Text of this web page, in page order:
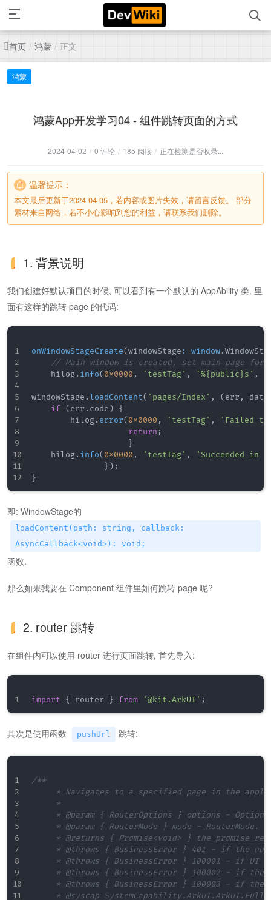
首页 / 鸿蒙 / 正文
鸿蒙
鸿蒙App开发学习04 - 组件跳转页面的方式
2024-04-02 / 0 评论 / 185 阅读 / 正在检测是否收录...
温馨提示：
本文最后更新于2024-04-05，若内容或图片失效，请留言反馈。 部分
素材来自网络，若不小心影响到您的利益，请联系我们删除。
1. 背景说明
我们创建好默认项目的时候, 可以看到有一个默认的 AppAbility 类, 里
面有这样的跳转 page 的代码:
onWindowStageCreate(windowStage : window.
// Main window is created, set main page
    hilog
. info( 0x0000 , 'testTag' , '%{public}s' ,
windowStage .loadContent( 'pages/Index' , ( err , data
if ( err . code )
{
        hilog
. error( 0x0000 , 'testTag' ,
'Failed to
return ;
}
    hilog
. info( 0x0000 , 'testTag' ,
'Succeeded in
} ) ;
}
即: WindowStage的
loadContent(path: string, callback:
AsyncCallback<void>): void;
函数.
那么如果我要在 Component 组件里如何跳转 page 呢?
2. router 跳转
在组件内可以使用 router 进行页面跳转, 首先导入:
import { router } from '@kit.ArkUI' ;
其次是使用函数 pushUrl 跳转:
/**
* Navigates to a specified page in the
     *
* @param { RouterOptions } options -
     * @param { RouterMode } mode - RouterMode.
* @returns { Promise<void> } the promise
* @throws { BusinessError } 401 - if the
* @throws { BusinessError } 100001 - if UI
* @throws { BusinessError } 100002 - if the
* @throws { BusinessError } 100003 - if the
     * @syscap SystemCapability.ArkUI.ArkUI.Full